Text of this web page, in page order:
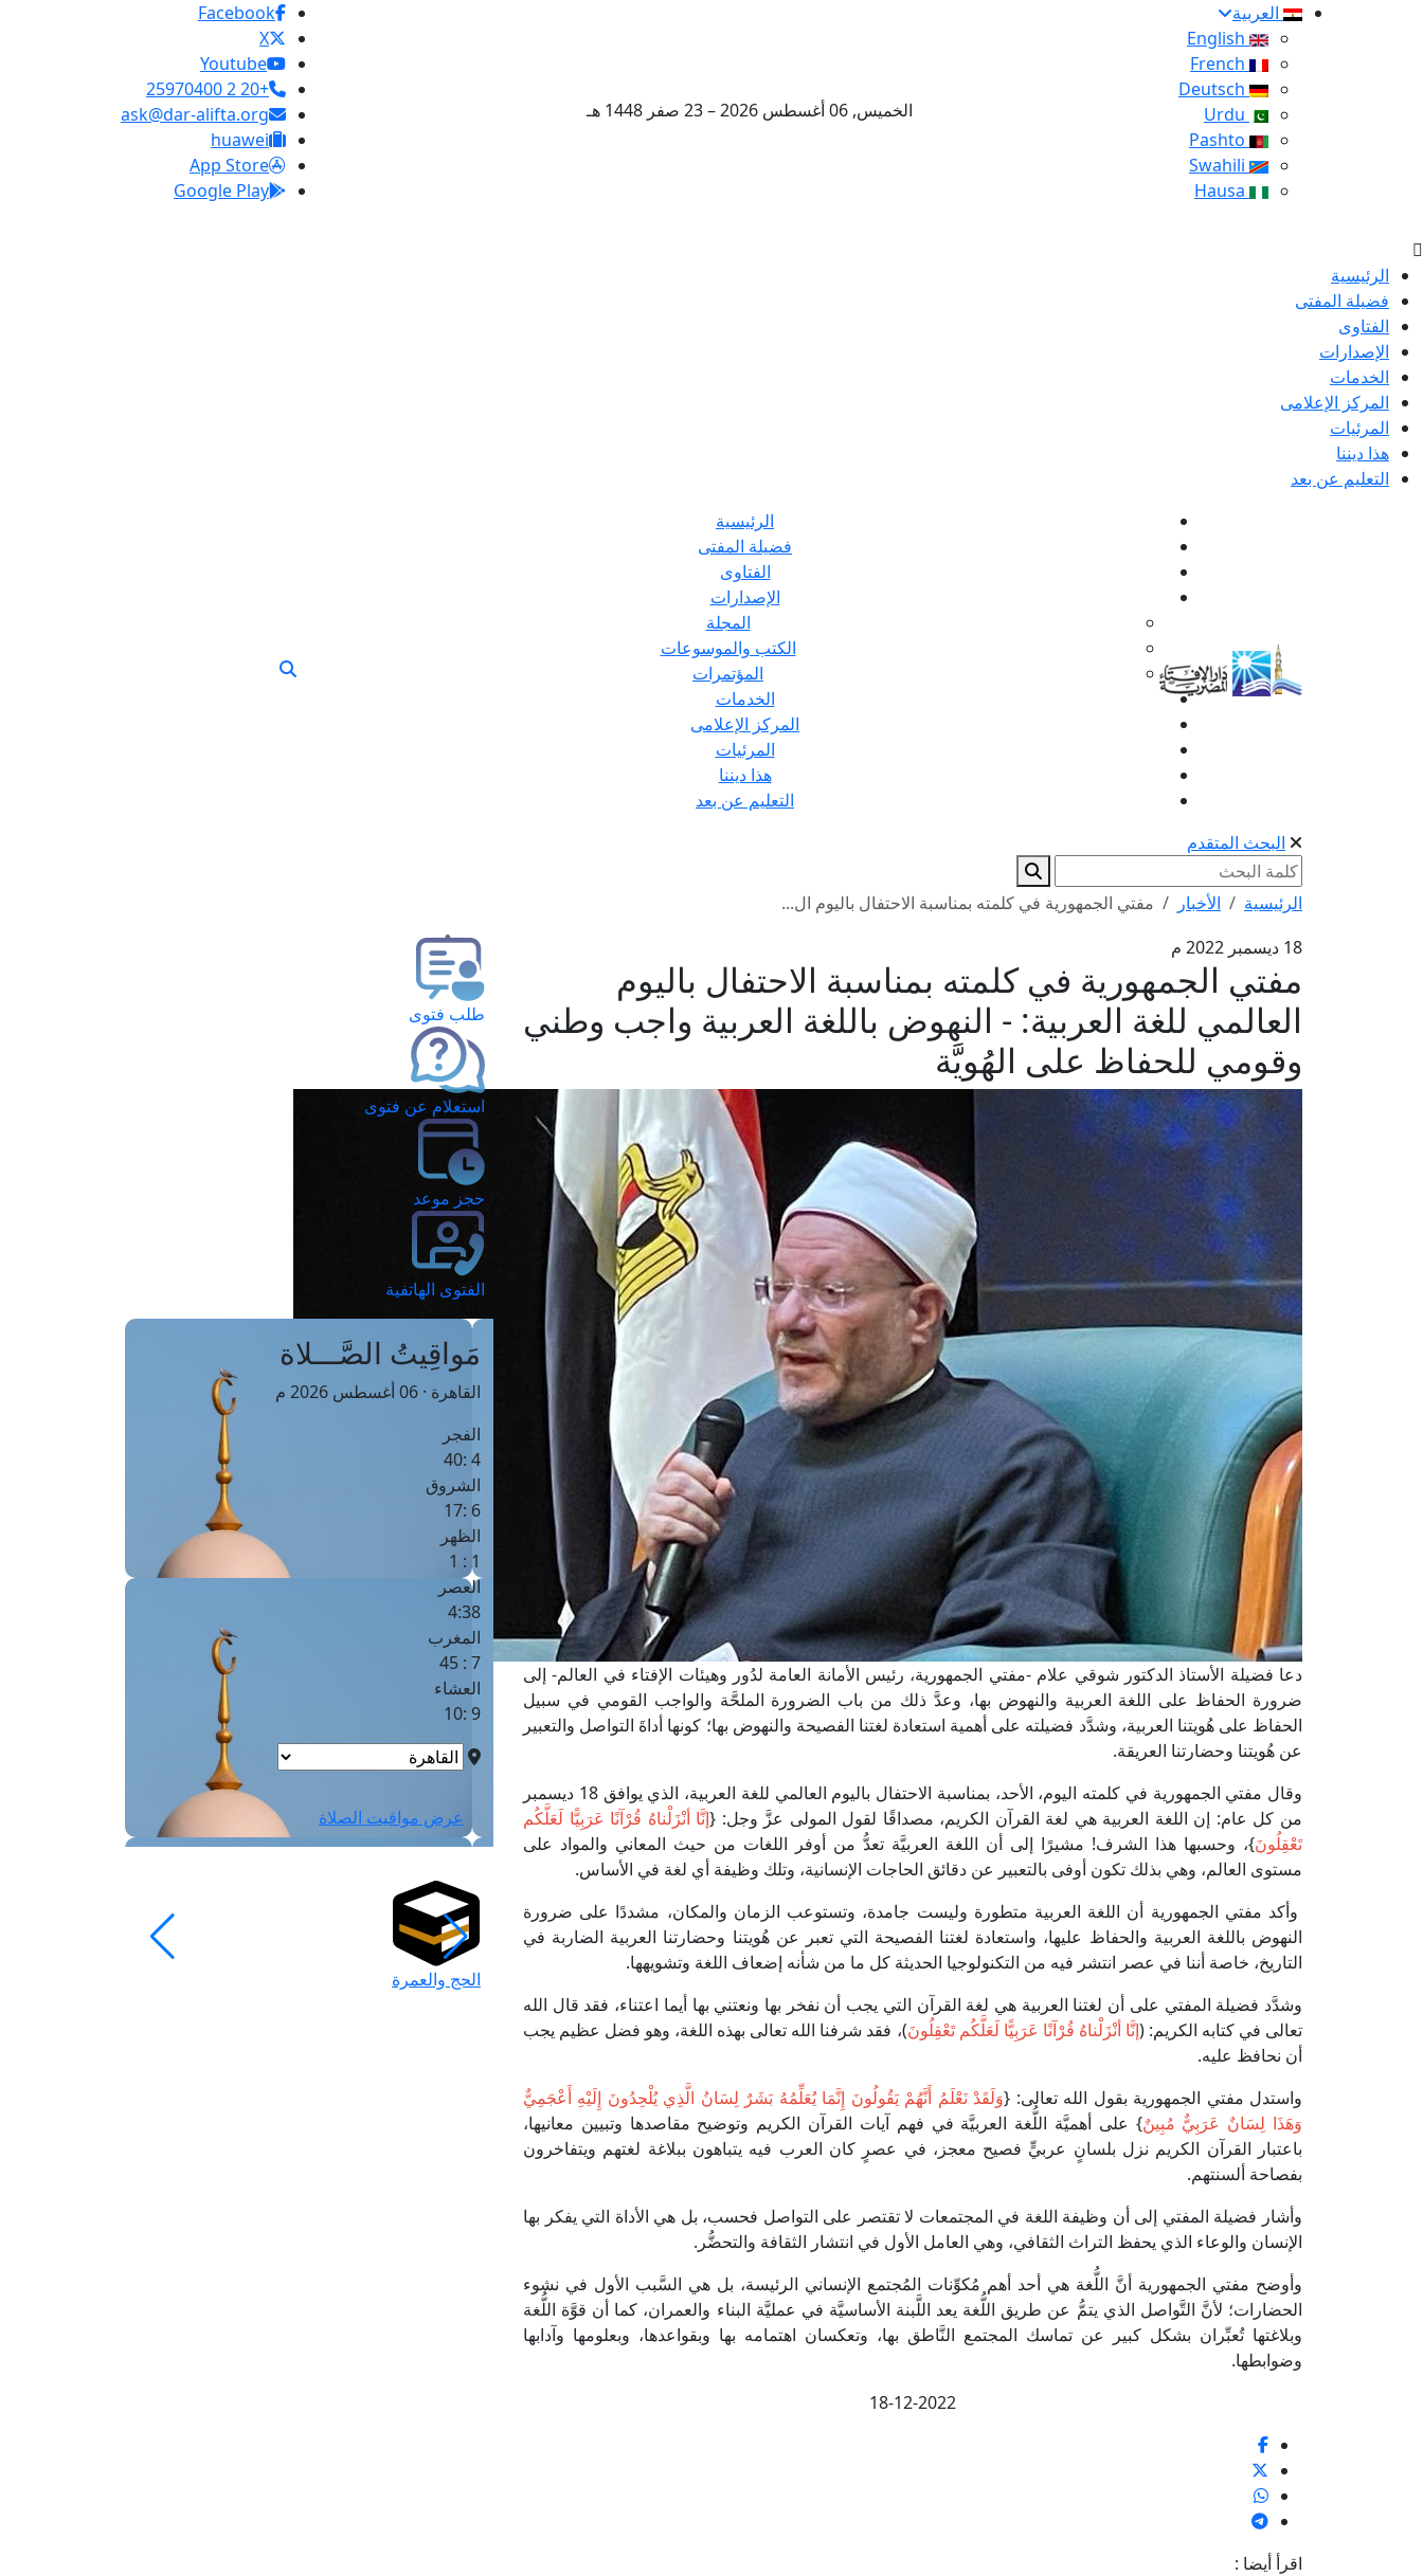
العربية
الخميس, 06 أغسطس 2026 – 23 صفر 1448 هـ
Facebook
X
Youtube
+20 2 25970400
ask@dar-alifta.org
huawei
App Store
Google Play
الرئيسية
فضيلة المفتى
الفتاوى
الإصدارات
الخدمات
المركز الإعلامى
المرئيات
هذا ديننا
التعليم عن بعد
الرئيسية
فضيلة المفتى
الفتاوى
الإصدارات
المجلة
الكتب والموسوعات
المؤتمرات
الخدمات
المركز الإعلامى
المرئيات
هذا ديننا
التعليم عن بعد
البحث المتقدم
الرئيسية الأخبار
مفتي الجمهورية في كلمته بمناسبة الاحتفال باليوم ال...
18 ديسمبر 2022 م
مفتي الجمهورية في كلمته بمناسبة الاحتفال باليوم
العالمي للغة العربية: - النهوض باللغة العربية واجب وطني
وقومي للحفاظ على الهُويَّة
دعا فضيلة الأستاذ الدكتور شوقي علام -مفتي الجمهورية، رئيس الأمانة العامة لدُور وهيئات الإفتاء في العالم- إلى
ضرورة الحفاظ على اللغة العربية والنهوض بها، وعدَّ ذلك من باب الضرورة الملحَّة والواجب القومي في سبيل
الحفاظ على هُويتنا العربية، وشدَّد فضيلته على أهمية استعادة لغتنا الفصيحة والنهوض بها؛ كونها أداةَ التواصل والتعبير
عن هُويتنا وحضارتنا العريقة.
وقال مفتي الجمهورية في كلمته اليوم، الأحد، بمناسبة الاحتفال باليوم العالمي للغة العربية، الذي يوافق 18 ديسمبر
من كل عام: إن اللغة العربية هي لغة القرآن الكريم، مصداقًا لقول المولى عزَّ وجل: {إنَّا أنْزَلْناهُ قُرْآنًا عَرَبِيًّا لَعَلَّكُم
تَعْقِلُونَ}، وحسبها هذا الشرف! مشيرًا إلى أن اللغة العربيَّة تعدُّ من أوفر اللغات من حيث المعاني والمواد على
مستوى العالم، وهي بذلك تكون أوفى بالتعبير عن دقائق الحاجات الإنسانية، وتلك وظيفة أي لغة في الأساس.
وأكد مفتي الجمهورية أن اللغة العربية متطورة وليست جامدة، وتستوعب الزمان والمكان، مشددًا على ضرورة
النهوض باللغة العربية والحفاظ عليها، واستعادة لغتنا الفصيحة التي تعبر عن هُويتنا وحضارتنا العربية الضاربة في
التاريخ، خاصة أننا في عصر انتشر فيه من التكنولوجيا الحديثة كل ما من شأنه إضعاف اللغة وتشويهها.
وشدَّد فضيلة المفتي على أن لغتنا العربية هي لغة القرآن التي يجب أن نفخر بها ونعتني بها أيما اعتناء، فقد قال الله
تعالى في كتابه الكريم: (إنَّا أنْزَلْناهُ قُرْآنًا عَرَبِيًّا لَعَلَّكُم تَعْقِلُونَ)، فقد شرفنا الله تعالى بهذه اللغة، وهو فضل عظيم يجب
أن نحافظ عليه.
واستدل مفتي الجمهورية بقول الله تعالى: {وَلَقَدْ نَعْلَمُ أَنَّهُمْ يَقُولُونَ إِنَّمَا يُعَلِّمُهُ بَشَرٌ لِسَانُ الَّذِي يُلْحِدُونَ إِلَيْهِ أَعْجَمِيٌّ
وَهَذَا لِسَانٌ عَرَبِيٌّ مُبِينٌ} على أهميَّة اللُّغة العربيَّة في فهم آيات القرآن الكريم وتوضيح مقاصدها وتبيين معانيها،
باعتبار القرآن الكريم نزل بلسانٍ عربيٍّ فصيح معجز، في عصرٍ كان العرب فيه يتباهون ببلاغة لغتهم ويتفاخرون
بفصاحة ألسنتهم.
وأشار فضيلة المفتي إلى أن وظيفة اللغة في المجتمعات لا تقتصر على التواصل فحسب، بل هي الأداة التي يفكر بها
الإنسان والوعاء الذي يحفظ التراث الثقافي، وهي العامل الأول في انتشار الثقافة والتحضُّر.
وأوضح مفتي الجمهورية أنَّ اللُّغة هي أحد أهم مُكوِّنات المُجتمع الإنساني الرئيسة، بل هي السَّبب الأول في نشوء
الحضارات؛ لأنَّ التَّواصل الذي يتمُّ عن طريق اللُّغة يعد اللَّبنة الأساسيَّة في عمليَّة البناء والعمران، كما أن قوَّة اللُّغة
وبلاغتها تُعبِّران بشكل كبير عن تماسك المجتمع النَّاطق بها، وتعكسان اهتمامه بها وبقواعدها، وبعلومها وآدابها
وضوابطها.
18-12-2022
اقرأ أيضا :
طلب فتوى
استعلام عن فتوى
حجز موعد
الفتوى الهاتفية
مَواقِيتُ الصَّـــلاة
القاهرة · 06 أغسطس 2026 م
الفجر
4 :40
الشروق
6 :17
الظهر
1 : 1
العصر
4:38
المغرب
7 : 45
العشاء
9 :10
عرض مواقيت الصلاة
الحج والعمرة